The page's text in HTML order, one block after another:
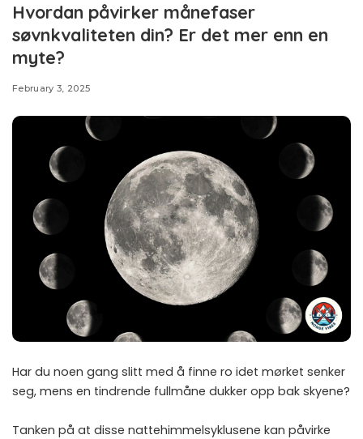
Hvordan påvirker månefaser
søvnkvaliteten din? Er det mer enn en
myte?
February 3, 2025
Har du noen gang slitt med å finne ro idet mørket senker
seg, mens en tindrende fullmåne dukker opp bak skyene?
Tanken på at disse nattehimmelsyklusene kan påvirke